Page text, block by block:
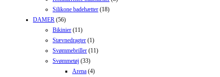
Silikone badehætter (18)
DAMER (56)
Bikinier (11)
Stævnedragter (1)
Svømmebriller (11)
Svømmetøj (33)
Arena (4)